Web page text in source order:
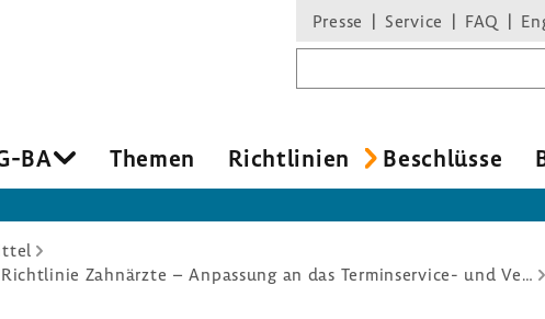
Presse Service FAQ
BA Themen Richt­li­nien Beschlüsse
Einleitung des Beratungsverfahrens: Heilmittel-Richtlinie Zahnärzte – Anpassung an das Terminservice- und Versorgungsgesetz (TSVG) und weitere Änderungen